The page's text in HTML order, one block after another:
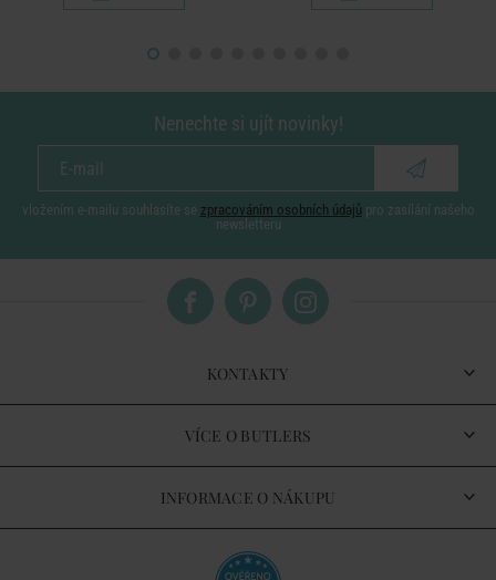
Nenechte si ujít novinky!
vložením e-mailu souhlasíte se zpracováním osobních údajů pro zasílání našeho
newsletteru
KONTAKTY
VÍCE O BUTLERS
INFORMACE O NÁKUPU